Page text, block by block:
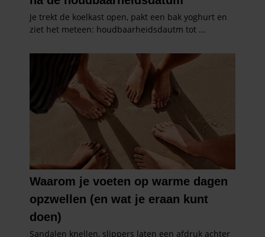
partners kunnen deze gegevens combineren met andere
informatie die u aan ze heeft verstrekt of die ze hebben
gaat akkoord met onze cookies als u onze website blijft